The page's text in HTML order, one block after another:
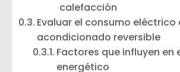
calefacción
Evaluar el consumo eléctrico
acondicionado reversible
Factores que influyen en
energético